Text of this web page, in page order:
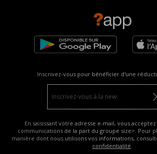
Inscrivez-vous pour bénéficier d'une
En saisissant votre adresse e-mail, vous
communications de la part du groupe size>. Pour
manière dont nous utilisons vos informations,
confidentialité